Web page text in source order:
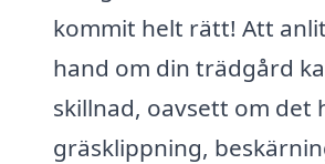
kommit helt rätt! Att
hand om din trädgård
skillnad, oavsett om det
gräsklippning,